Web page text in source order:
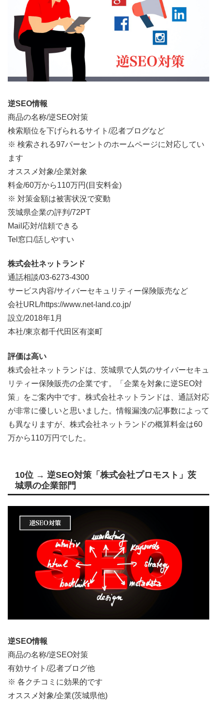
逆SEO情報
商品の名称/逆SEO対策
検索順位を下げられるサイト/忍者ブログなど
※ 検索される97パーセントのホームページに対応してい
ます
オススメ対象/企業対象
料金/60万から110万円 (目安料金)
※ 対策金額は被害状況で変動
茨城県企業の評判/72PT
Mail応対/信頼できる
Tel窓口/話しやすい
株式会社ネットランド
通話相談/03-6273-4300
サービス内容/サイバーセキュリティー保険販売など
会社URL/https://www.net-land.co.jp/
設立/2018年1月
本社/東京都千代田区有楽町
評価は高い
株式会社ネットランドは、茨城県で人気のサイバーセキュ
リティー保険販売の企業です。「企業を対象に逆SEO対
策」をご案内中です。株式会社ネットランドは、通話対応
が非常に優しいと思いました。情報漏洩の記事数によって
も異なりますが、株式会社ネットランドの概算料金は60
万から110万円でした。
10位 → 逆SEO対策「株式会社プロモスト」茨
城県の企業部門
逆SEO情報
商品の名称/逆SEO対策
有効サイト/忍者ブログ他
※ 各クチコミに効果的です
オススメ対象/企業(茨城県他)